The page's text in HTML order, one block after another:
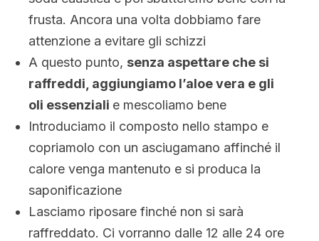
frusta. Ancora una volta dobbiamo fare
attenzione a evitare gli schizzi
A questo punto, senza aspettare che si
raffreddi, aggiungiamo l’aloe vera e gli
oli essenziali e mescoliamo bene
Introduciamo il composto nello stampo e
copriamolo con un asciugamano affinché il
calore venga mantenuto e si produca la
saponificazione
Lasciamo riposare finché non si sarà
raffreddato. Ci vorranno dalle 12 alle 24 ore